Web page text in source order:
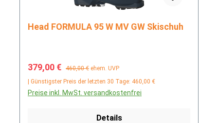
Head FORMULA 95 W MV GW Skischuh
Verkaufspreis:
379,00 € Regulärer Preis:
460,00 € ehem. UVP
| Günstigster Preis der letzten 30 Tage: 460,00 €
Preise inkl. MwSt. versandkostenfrei
Details